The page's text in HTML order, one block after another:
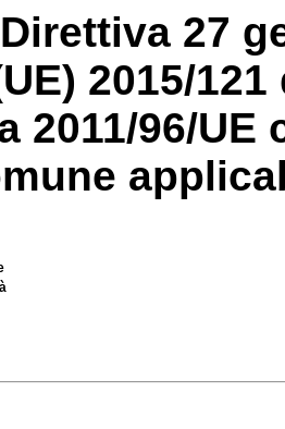
27
2015/
2011/96/